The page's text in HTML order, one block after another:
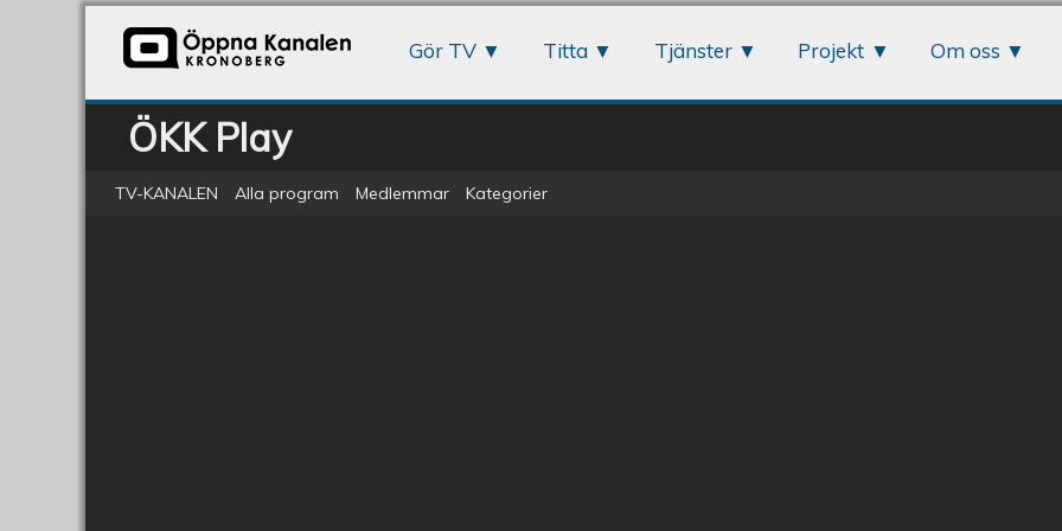
Gör TV Titta Tjänster Projekt Om oss
ÖKK Play
TV-KANALEN Alla program Medlemmar Kategorier